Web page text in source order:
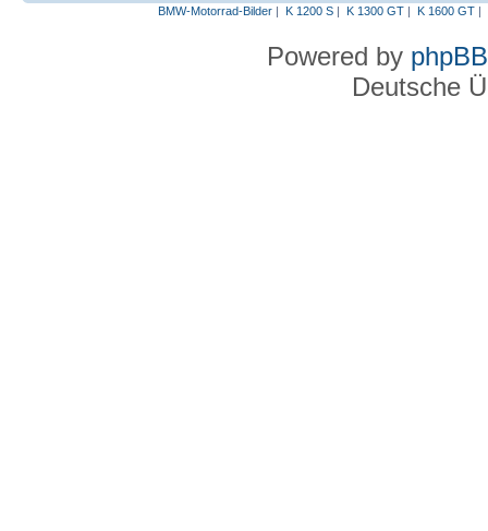
BMW-Motorrad-Bilder| K 1200 S| K 1300 GT| K 1600 GT|
Powered by phpBB
Deutsche